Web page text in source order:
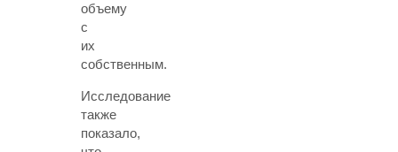
объему
с
их
собственным.
Исследование
также
показало,